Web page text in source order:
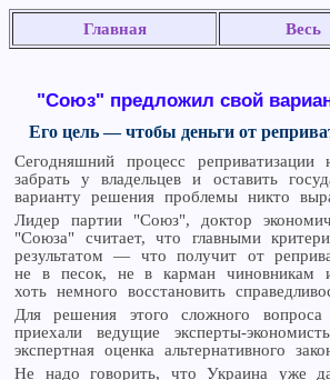
Главная Весь
"Союз" предложил свой
Его цель — чтобы деньги от
Сегодняшний процесс
забрать у владельцев и оставить
варианту решения проблемы никто
Лидер партии "Союз", доктор
"Союза" считает, что главными
результатом — что получит от
не в песок, не в карман чиновникам
хоть немного восстановить
Для решения этого сложного
приехали ведущие эксперты-
экспертная оценка альтернативного
Не надо говорить, что Украина уже